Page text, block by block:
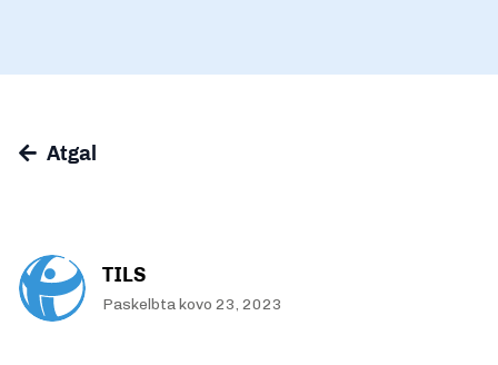
Atgal
TILS
Paskelbta kovo 23, 2023